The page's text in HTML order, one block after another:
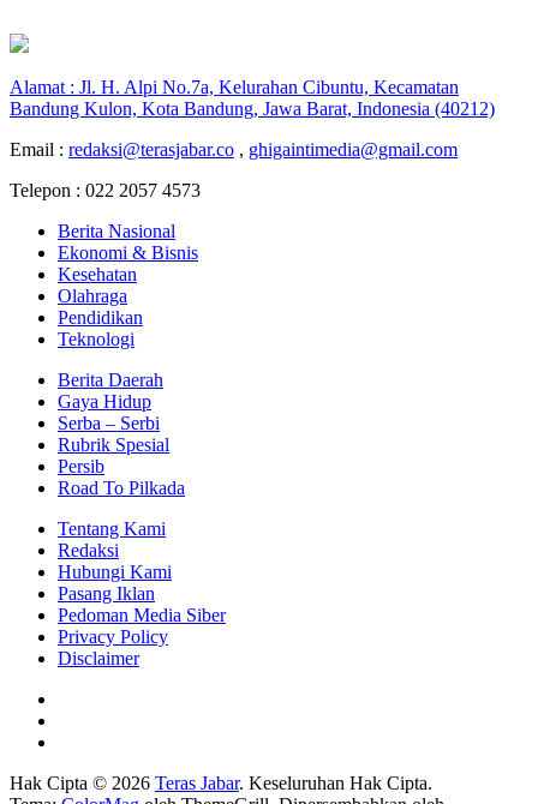
Alamat : Jl. H. Alpi No.7a, Kelurahan Cibuntu, Kecamatan
Bandung Kulon, Kota Bandung, Jawa Barat, Indonesia (40212)
Email : redaksi@terasjabar.co , ghigaintimedia@gmail.com
Telepon : 022 2057 4573
Berita Nasional
Ekonomi & Bisnis
Kesehatan
Olahraga
Pendidikan
Teknologi
Berita Daerah
Gaya Hidup
Serba – Serbi
Rubrik Spesial
Persib
Road To Pilkada
Tentang Kami
Redaksi
Hubungi Kami
Pasang Iklan
Pedoman Media Siber
Privacy Policy
Disclaimer
Hak Cipta © 2026 Teras Jabar. Keseluruhan Hak Cipta.